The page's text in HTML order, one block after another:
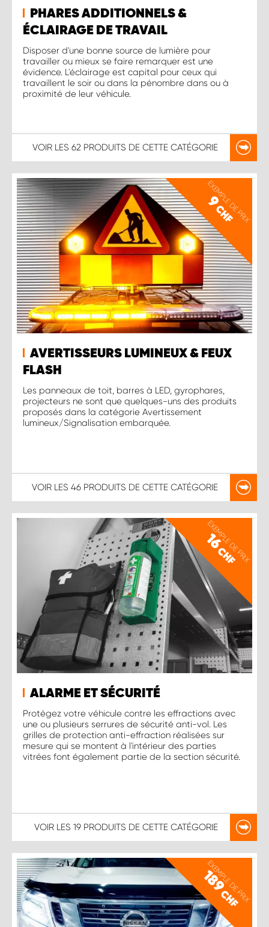
PHARES ADDITIONNELS &
ÉCLAIRAGE DE TRAVAIL
Disposer d'une bonne source de lumière pour
travailler ou mieux se faire remarquer est une
évidence. L'éclairage est capital pour ceux qui
travaillent le soir ou dans la pénombre dans ou à
proximité de leur véhicule.
VOIR LES 62 PRODUITS DE CETTE CATÉGORIE
EXEMPLE DE PRIX
9
CHF
AVERTISSEURS LUMINEUX & FEUX
FLASH
Les panneaux de toit, barres à LED, gyrophares,
projecteurs ne sont que quelques-uns des produits
proposés dans la catégorie Avertissement
lumineux/Signalisation embarquée.
VOIR LES 46 PRODUITS DE CETTE CATÉGORIE
EXEMPLE DE PRIX
16
CHF
ALARME ET SÉCURITÉ
Protégez votre véhicule contre les effractions avec
une ou plusieurs serrures de sécurité anti-vol. Les
grilles de protection anti-effraction réalisées sur
mesure qui se montent à l'intérieur des parties
vitrées font également partie de la section sécurité.
VOIR LES 19 PRODUITS DE CETTE CATÉGORIE
EXEMPLE DE PRIX
189
CHF